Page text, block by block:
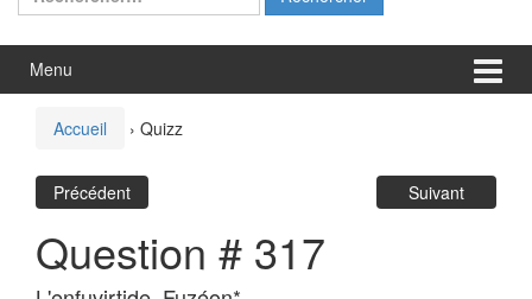
Menu
Accueil › Quizz
Précédent Suivant
Question # 317